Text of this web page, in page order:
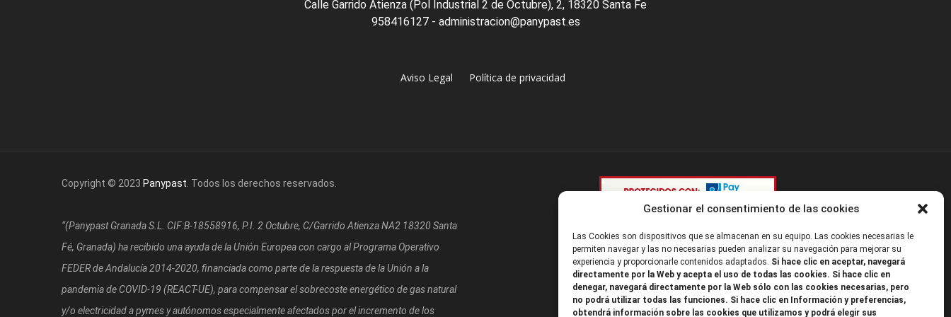
Gestionar el consentimiento de las cookies
Las Cookies son dispositivos que se almacenan en su equipo. Las cookies necesarias le
permiten navegar y las no necesarias pueden analizar su navegación para mejorar su
experiencia y proporcionarle contenidos adaptados. Si hace clic en aceptar, navegará
directamente por la Web y acepta el uso de todas las cookies. Si hace clic en
denegar, navegará directamente por la Web sólo con las cookies necesarias, pero
no podrá utilizar todas las funciones. Si hace clic en Información y preferencias,
obtendrá información sobre las cookies que utilizamos y podrá elegir sus
Calle Garrido Atienza (Pol Industrial 2 de Octubre), 2, 18320 Santa Fe
958416127 - administracion@panypast.es
Aviso Legal Política de privacidad
Copyright © 2023 Panypast . Todos los derechos reservados.
“(Panypast Granada S.L. CIF:B-18558916, P.I. 2 Octubre, C/Garrido Atienza NA2 18320 Santa
Fé, Granada) ha recibido una ayuda de la Unión Europea con cargo al Programa Operativo
FEDER de Andalucía 2014-2020, financiada como parte de la respuesta de la Unión a la
pandemia de COVID-19 (REACT-UE), para compensar el sobrecoste energético de gas natural
y/o electricidad a pymes y autónomos especialmente afectados por el incremento de los